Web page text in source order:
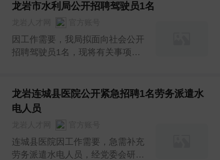
龙岩市水利局公开招聘驾驶员1名
因工作需要，我局拟面向社会公开
招聘驾驶员1名，现将有关事项公
龙岩连城县医院公开紧急招聘1名劳务派遣水
电人员
连城县医院因工作需要，急需补充
劳务派遣水电人员，经党委会研究